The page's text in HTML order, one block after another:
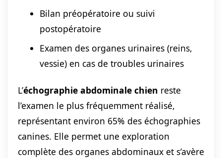
Bilan préopératoire ou suivi
postopératoire
Examen des organes urinaires (reins,
vessie) en cas de troubles urinaires
L’échographie abdominale chien reste
l’examen le plus fréquemment réalisé,
représentant environ 65% des échographies
canines. Elle permet une exploration
complète des organes abdominaux et s’avère